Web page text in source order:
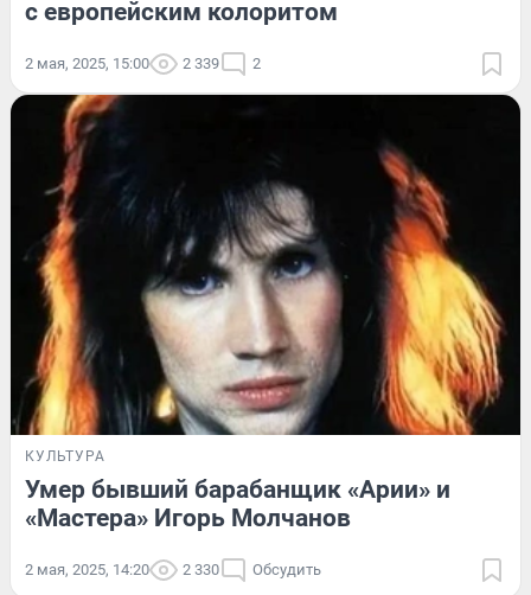
с европейским колоритом
2 мая, 2025, 15:00 2 339 2
КУЛЬТУРА
Умер бывший барабанщик «Арии» и
«Мастера» Игорь Молчанов
2 мая, 2025, 14:20 2 330 Обсудить